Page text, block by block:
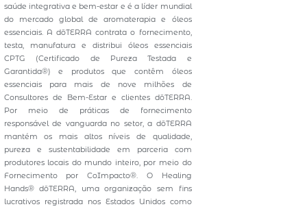
saúde integrativa e bem-estar e é a líder mundial
do mercado global de aromaterapia e óleos
essenciais. A dōTERRA contrata o fornecimento,
testa, manufatura e distribui óleos essenciais
CPTG (Certificado de Pureza Testada e
Garantida®) e produtos que contêm óleos
essenciais para mais de nove milhões de
Consultores de Bem-Estar e clientes dōTERRA.
Por meio de práticas de fornecimento
responsável de vanguarda no setor, a dōTERRA
mantém os mais altos níveis de qualidade,
pureza e sustentabilidade em parceria com
produtores locais do mundo inteiro, por meio do
Fornecimento por CoImpacto®. O Healing
Hands® dōTERRA, uma organização sem fins
lucrativos registrada nos Estados Unidos como